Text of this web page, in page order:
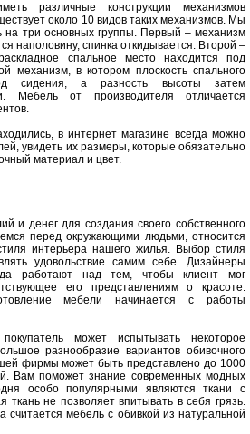
различные конструкции механизмов
около 10 видов таких механизмов. Мы
на три основных группы. Первый – механизм
наполовину, спинка откидывается. Второй –
спальное место находится под
механизм, в котором плоскость спального
сидения, а разность высоты затем
Мебель от производителя отличается
в интернет магазине всегда можно
увидеть их размеры, которые обязательно
материал и цвет.
и денег для создания своего собственного
перед окружающими людьми, относится
интерьера нашего жилья. Выбор стиля
удовольствие самим себе. Дизайнеры
работают над тем, чтобы клиент мог
его представлениям о красоте.
мебели начинается с работы
может испытывать некоторое
разнообразие вариантов обивочного
фирмы может быть представлено до 1000
Вам поможет знание современных модных
особо популярными являются ткани с
ткань не позволяет впитывать в себя грязь.
считается мебель с обивкой из натуральной